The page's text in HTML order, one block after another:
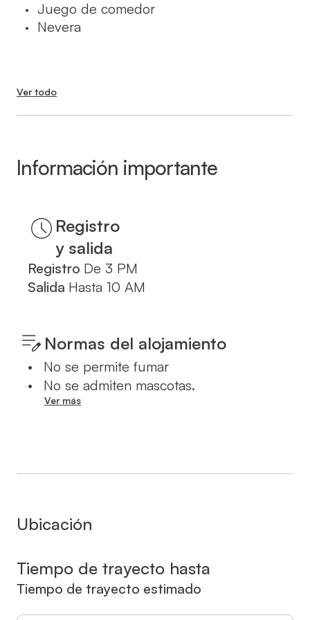
• Juego de comedor
• Nevera
Ver todo
Información importante
Registro
y salida
Registro De 3 PM
Salida Hasta 10 AM
Normas del alojamiento
•
No se permite fumar
•
No se admiten mascotas.
Ver más
Ubicación
Tiempo de trayecto hasta
Tiempo de trayecto estimado